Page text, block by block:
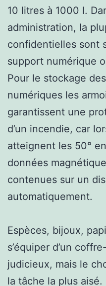
10 litres à 1000 l.
administration, la
confidentielles sont
support numérique
Pour le stockage
numériques les
garantissent une
d’un incendie, car
atteignent les 50°
données
contenues sur un
automatiquement.
Espèces, bijoux,
s’équiper d’un
judicieux, mais le
la tâche la plus